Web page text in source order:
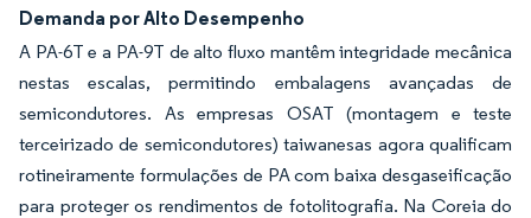
Demanda por Alto Desempenho
A PA-6T e a PA-9T de alto fluxo mantêm integridade mecânica
nestas escalas, permitindo embalagens avançadas de
semicondutores. As empresas OSAT (montagem e teste
terceirizado de semicondutores) taiwanesas agora qualificam
rotineiramente formulações de PA com baixa desgaseificação
para proteger os rendimentos de fotolitografia. Na Coreia do